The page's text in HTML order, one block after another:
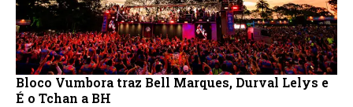
Bloco Vumbora traz Bell Marques, Durval Lelys e
É o Tchan a BH